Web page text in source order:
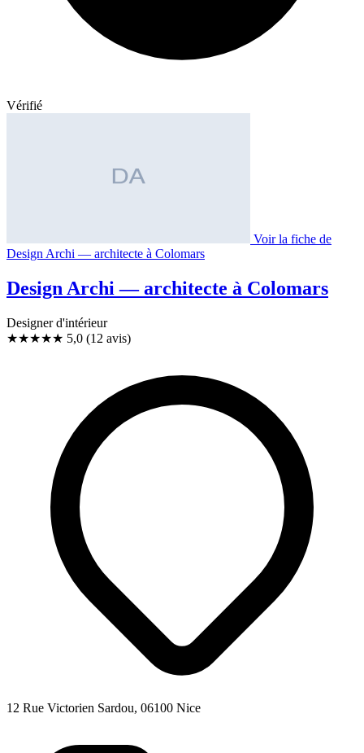
Vérifié
Voir la fiche de
Design Archi — architecte à Colomars
Design Archi — architecte à Colomars
Designer d'intérieur
★★★★★ 5,0 (12 avis)
12 Rue Victorien Sardou, 06100 Nice